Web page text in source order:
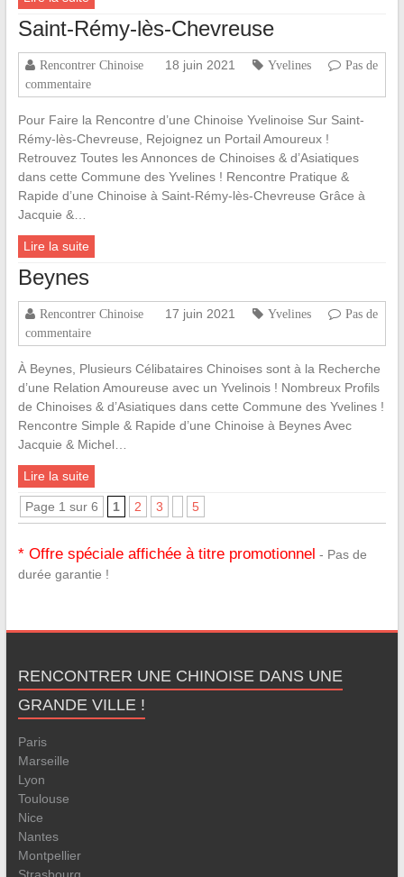
Saint-Rémy-lès-Chevreuse
Rencontrer Chinoise 18 juin 2021 Yvelines
Pas de
commentaire
Pour Faire la Rencontre d’une Chinoise Yvelinoise Sur Saint-
Rémy-lès-Chevreuse, Rejoignez un Portail Amoureux !
Retrouvez Toutes les Annonces de Chinoises & d’Asiatiques
dans cette Commune des Yvelines ! Rencontre Pratique &
Rapide d’une Chinoise à Saint-Rémy-lès-Chevreuse Grâce à
Jacquie &…
Lire la suite
Beynes
Rencontrer Chinoise 17 juin 2021 Yvelines
Pas de
commentaire
À Beynes, Plusieurs Célibataires Chinoises sont à la Recherche
d’une Relation Amoureuse avec un Yvelinois ! Nombreux Profils
de Chinoises & d’Asiatiques dans cette Commune des Yvelines !
Rencontre Simple & Rapide d’une Chinoise à Beynes Avec
Jacquie & Michel…
Lire la suite
Page 1 sur 6 1 2 3 5
* Offre spéciale affichée à titre promotionnel - Pas de
durée garantie !
RENCONTRER UNE CHINOISE DANS UNE
GRANDE VILLE !
Paris
Marseille
Lyon
Toulouse
Nice
Nantes
Montpellier